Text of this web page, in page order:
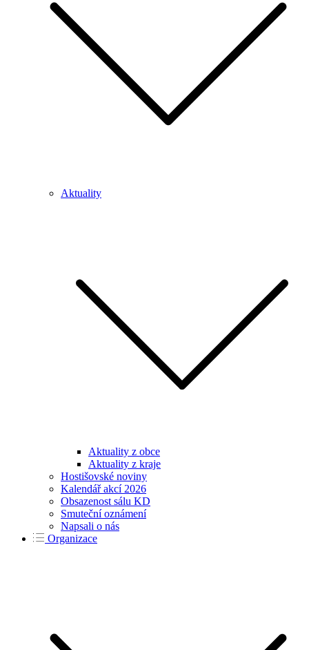
Aktuality
Aktuality z obce
Aktuality z kraje
Hostišovské noviny
Kalendář akcí 2026
Obsazenost sálu KD
Smuteční oznámení
Napsali o nás
Organizace